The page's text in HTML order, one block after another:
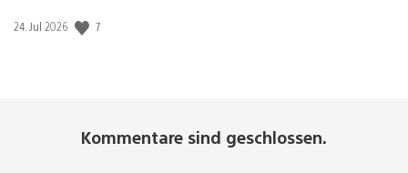
Veröffentlichungsdatum:
24. Jul 2026 7
Kommentare sind geschlossen.